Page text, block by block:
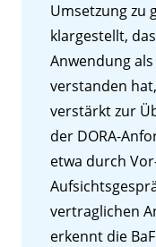
Umsetzung zu
klargestellt,
Anwendung
verstanden
verstärkt zur
der DORA-
etwa durch
vertraglichen
erkennt die